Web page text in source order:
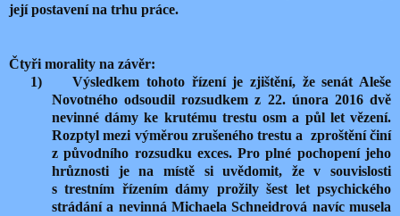
její postavení na trhu práce.
Čtyři morality na závěr:
1)
Výsledkem tohoto řízení je zjištění, že senát Aleše
Novotného odsoudil rozsudkem z 22. února 2016 dvě
nevinné dámy ke krutému trestu osm a půl let vězení.
Rozptyl mezi výměrou zrušeného trestu a zproštění činí
z původního rozsudku exces. Pro plné pochopení jeho
hrůznosti je na místě si uvědomit, že v souvislosti
s trestním řízením dámy prožily šest let psychického
strádání a nevinná Michaela Schneidrová navíc musela